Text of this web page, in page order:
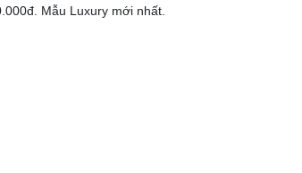
Mẫu Luxury mới nhất.